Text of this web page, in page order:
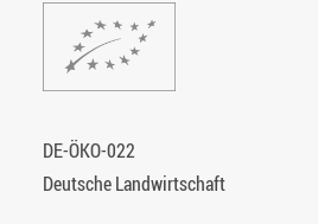
DE-ÖKO-022
Deutsche Landwirtschaft